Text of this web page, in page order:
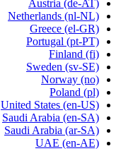
Austria (de-AT)
Netherlands (nl-NL)
Greece (el-GR)
Portugal (pt-PT)
Finland (fi)
Sweden (sv-SE)
Norway (no)
Poland (pl)
United States (en-US)
Saudi Arabia (en-SA)
Saudi Arabia (ar-SA)
UAE (en-AE)